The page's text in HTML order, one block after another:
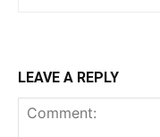
LEAVE A REPLY